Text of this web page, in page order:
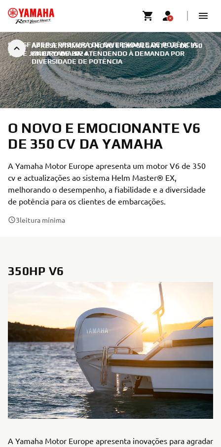
APRESENTAMOS O NOVO E EMPOLGANTE V6 DE 350
CV DA YAMAHA: ATENDENDO À DEMANDA POR
DIVERSIDADE DE POTÊNCIA
SATISFAZER A PROCURA DE DIVERSIDADE DE POTÊNCIA |
16 DE JANEIRO DE 2024
O NOVO E EMOCIONANTE V6
DE 350 CV DA YAMAHA
A Yamaha Motor Europe apresenta um motor V6 de 350
cv e actualizações ao sistema Helm Master® EX,
melhorando o desempenho, a fiabilidade e a diversidade
de potência para os clientes de embarcações.
3leitura mínima
350HP V6
A Yamaha Motor Europe apresenta inovações para agradar